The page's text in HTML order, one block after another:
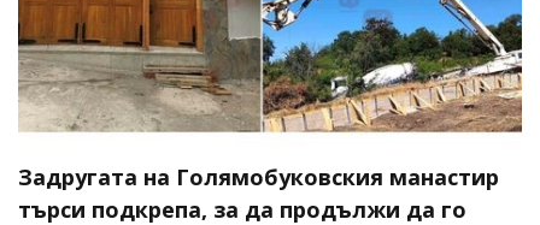
Задругата на Голямобуковския манастир
търси подкрепа, за да продължи да го